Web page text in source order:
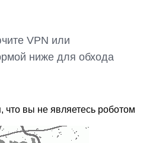
VPN или
ниже для обхода
что вы не являетесь роботом